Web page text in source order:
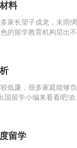
料
家长望子成龙，未雨
的留学教育机构层出
低廉，很多家庭能够
国留学小编来看看吧!
留学